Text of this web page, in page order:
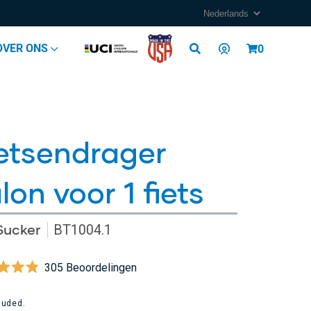
ONS
in
Cart0
voor 1 fiets
BT1004.1
305 BeoordelingenKlik